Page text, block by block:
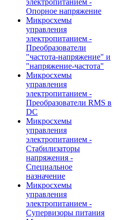
электропитанием -
Опорное напряжение
Микросхемы
управления
электропитанием -
Преобразователи
"частота-напряжение" и
"напряжение-частота"
Микросхемы
управления
электропитанием -
Преобразователи RMS в
DC
Микросхемы
управления
электропитанием -
Стабилизаторы
напряжения -
Специальное
назначение
Микросхемы
управления
электропитанием -
Супервизоры питания